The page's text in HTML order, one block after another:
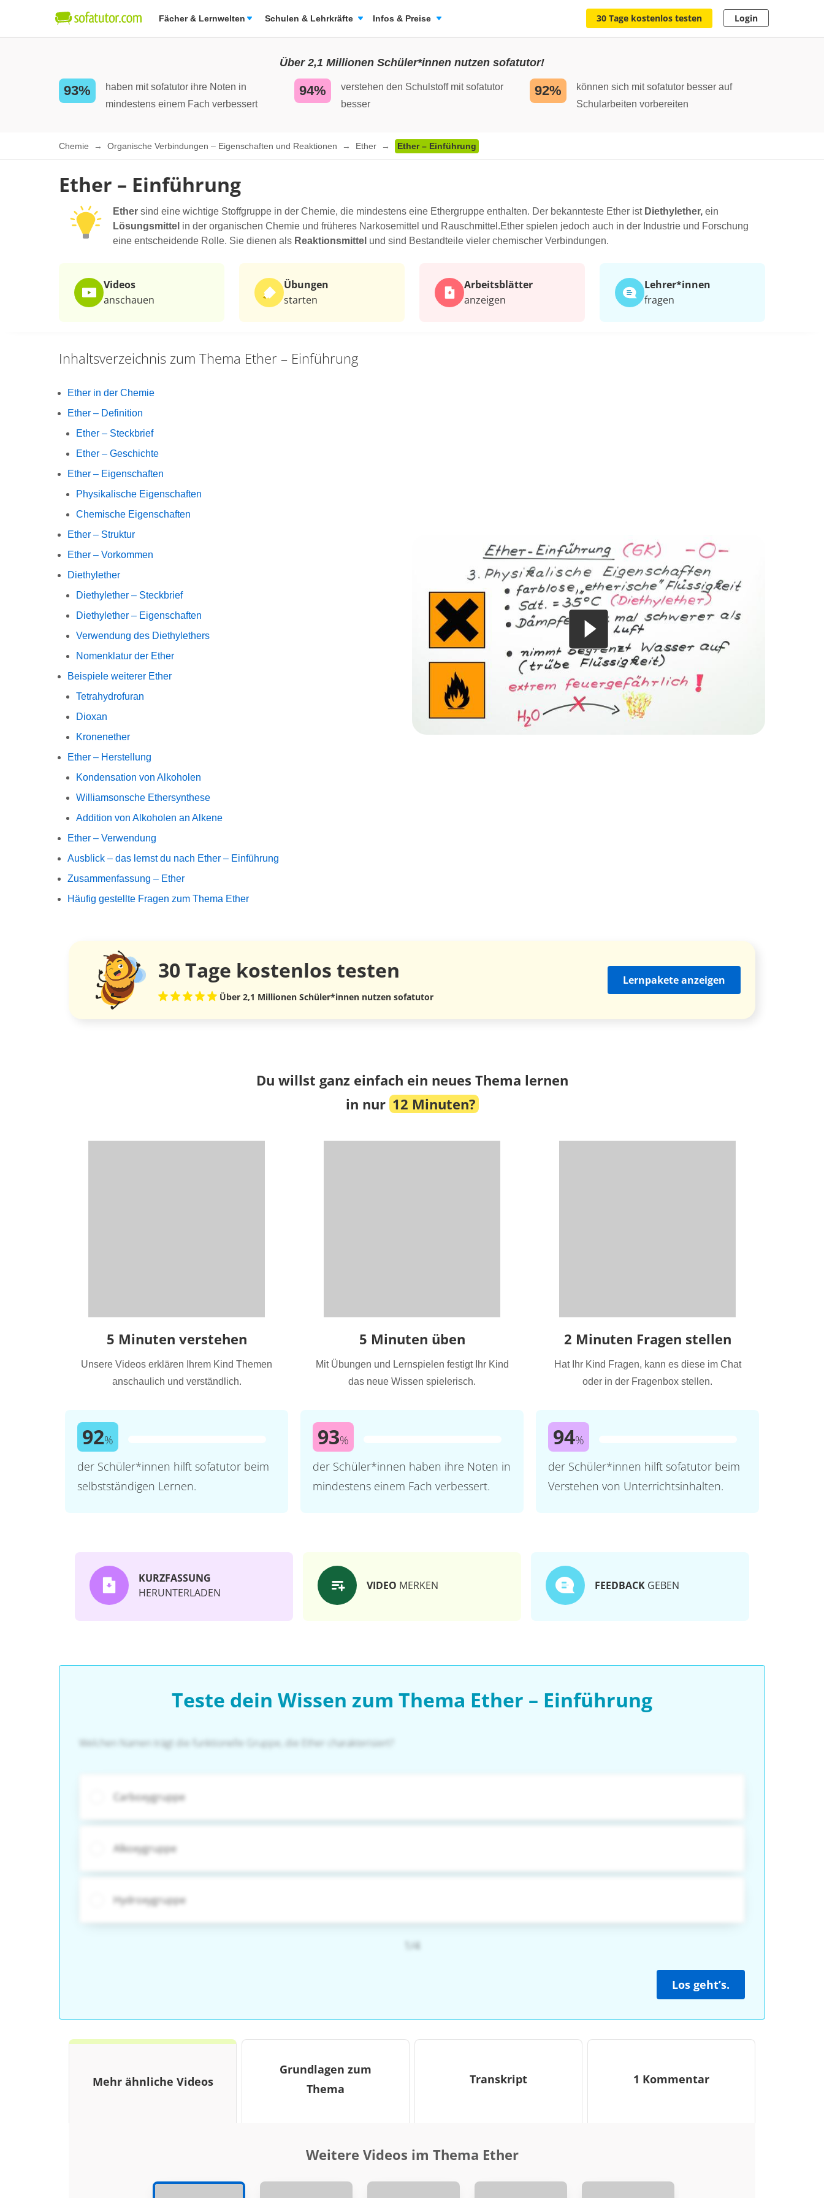
Fächer & Lernwelten Schulen & Lehrkräfte Infos & Preise 30 Tage kostenlos testen Login
Über 2,1 Millionen Schüler*innen nutzen sofatutor!
93%
haben mit sofatutor ihre Noten in
mindestens einem Fach verbessert
94%
verstehen den Schulstoff mit sofatutor
besser
92%
können sich mit sofatutor besser auf
Schularbeiten vorbereiten
Chemie Organische Verbindungen – Eigenschaften und Reaktionen Ether Ether – Einführung
Ether – Einführung
Ether sind eine wichtige Stoffgruppe in der Chemie, die mindestens eine Ethergruppe enthalten. Der bekannteste Ether ist Diethylether, ein
Lösungsmittel in der organischen Chemie und früheres Narkosemittel und Rauschmittel.Ether spielen jedoch auch in der Industrie und Forschung
eine entscheidende Rolle. Sie dienen als Reaktionsmittel und sind Bestandteile vieler chemischer Verbindungen.
Videos
anschauen
Übungen
starten
Arbeits­blätter
anzeigen
Lehrer*​innen
fragen
Inhaltsverzeichnis zum Thema Ether – Einführung
Ether in der Chemie
Ether – Definition
Ether – Steckbrief
Ether – Geschichte
Ether – Eigenschaften
Physikalische Eigenschaften
Chemische Eigenschaften
Ether – Struktur
Ether – Vorkommen
Diethylether
Diethylether – Steckbrief
Diethylether – Eigenschaften
Verwendung des Diethylethers
Nomenklatur der Ether
Beispiele weiterer Ether
Tetrahydrofuran
Dioxan
Kronenether
Ether – Herstellung
Kondensation von Alkoholen
Williamsonsche Ethersynthese
Addition von Alkoholen an Alkene
Ether – Verwendung
Ausblick – das lernst du nach Ether – Einführung
Zusammenfassung – Ether
Häufig gestellte Fragen zum Thema Ether
30 Tage kostenlos testen
Über 2,1 Millionen Schüler*innen nutzen sofatutor
Lernpakete anzeigen
Du willst ganz einfach ein neues Thema lernen
in nur 12 Minuten?
5 Minuten verstehen
Unsere Videos erklären Ihrem Kind Themen
anschaulich und verständlich.
92%
der Schüler*innen hilft sofatutor beim
selbstständigen Lernen.
5 Minuten üben
Mit Übungen und Lernspielen festigt Ihr Kind
das neue Wissen spielerisch.
93%
der Schüler*innen haben ihre Noten in
mindestens einem Fach verbessert.
2 Minuten Fragen stellen
Hat Ihr Kind Fragen, kann es diese im Chat
oder in der Fragenbox stellen.
94%
der Schüler*innen hilft sofatutor beim
Verstehen von Unterrichtsinhalten.
KURZFASSUNG
HERUNTERLADEN
VIDEO MERKEN FEEDBACK GEBEN
Teste dein Wissen zum Thema Ether – Einführung
Welchen Namen trägt die funktionelle Gruppe, die Ether charakterisiert?
Carboxygruppe
Alkoxygruppe
Hydroxygruppe
1/4
Los geht’s.
Mehr ähnliche Videos
Grundlagen zum
Thema
Transkript 1 Kommentar
Weitere Videos im Thema Ether